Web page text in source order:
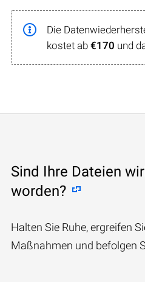
Die
kostet ab €170 und
Sind Ihre Dateien
worden?
Halten Sie Ruhe, ergreifen
Maßnahmen und befolgen